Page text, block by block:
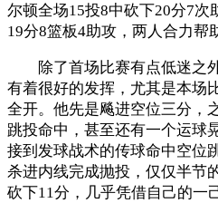
尔顿全场15投8中砍下20分7次
19分8篮板4助攻，两人合力帮
除了首场比赛有点低迷之
有着很好的发挥，尤其是本场
全开。他先是飚进空位三分，
跳投命中，甚至还有一个运球
接到发球战术的传球命中空位
杀进内线完成抛投，仅仅半节
砍下11分，几乎凭借自己的一